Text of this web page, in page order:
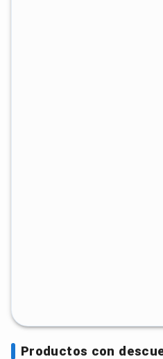
Productos con